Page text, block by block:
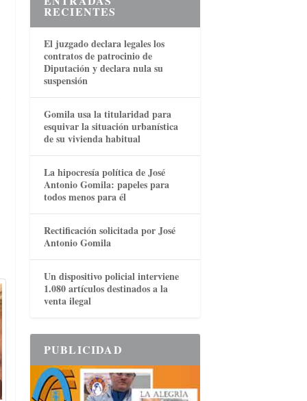
RECIENTES
El juzgado declara legales los
contratos de patrocinio de
Diputación y declara nula su
suspensión
Gomila usa la titularidad para
esquivar la situación urbanística
de su vivienda habitual
La hipocresía política de José
Antonio Gomila: papeles para
todos menos para él
Rectificación solicitada por José
Antonio Gomila
Un dispositivo policial interviene
1.080 artículos destinados a la
venta ilegal
PUBLICIDAD